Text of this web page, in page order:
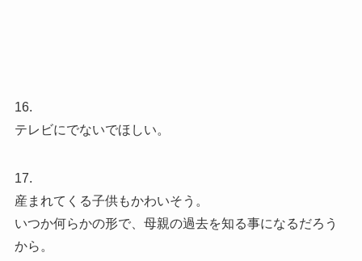
16.
テレビにでないでほしい。
17.
産まれてくる子供もかわいそう。
いつか何らかの形で、母親の過去を知る事になるだろう
から。